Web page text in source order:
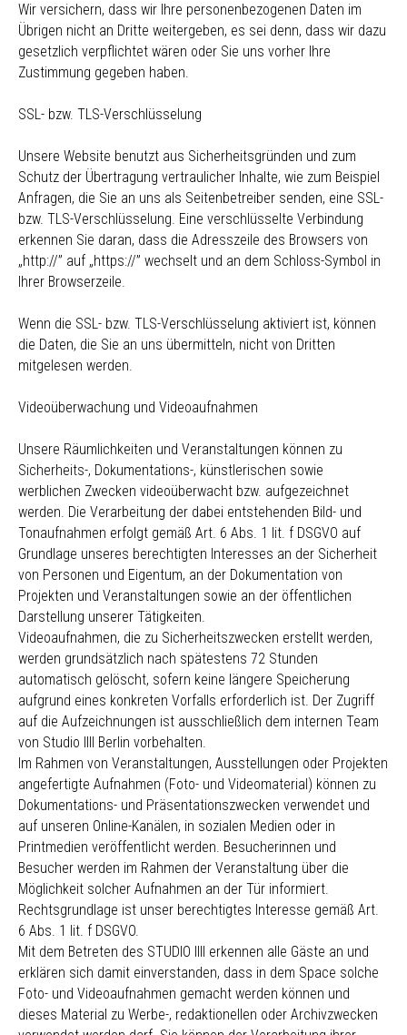
Wir versichern, dass wir Ihre personenbezogenen Daten im
Übrigen nicht an Dritte weitergeben, es sei denn, dass wir dazu
gesetzlich verpflichtet wären oder Sie uns vorher Ihre
Zustimmung gegeben haben.
SSL- bzw. TLS-Verschlüsselung
Unsere Website benutzt aus Sicherheitsgründen und zum
Schutz der Übertragung vertraulicher Inhalte, wie zum Beispiel
Anfragen, die Sie an uns als Seitenbetreiber senden, eine SSL-
bzw. TLS-Verschlüsselung. Eine verschlüsselte Verbindung
erkennen Sie daran, dass die Adresszeile des Browsers von
„http://” auf „https://” wechselt und an dem Schloss-Symbol in
Ihrer Browserzeile.
Wenn die SSL- bzw. TLS-Verschlüsselung aktiviert ist, können
die Daten, die Sie an uns übermitteln, nicht von Dritten
mitgelesen werden.
Videoüberwachung und Videoaufnahmen
Unsere Räumlichkeiten und Veranstaltungen können zu
Sicherheits-, Dokumentations-, künstlerischen sowie
werblichen Zwecken videoüberwacht bzw. aufgezeichnet
werden. Die Verarbeitung der dabei entstehenden Bild- und
Tonaufnahmen erfolgt gemäß Art. 6 Abs. 1 lit. f DSGVO auf
Grundlage unseres berechtigten Interesses an der Sicherheit
von Personen und Eigentum, an der Dokumentation von
Projekten und Veranstaltungen sowie an der öffentlichen
Darstellung unserer Tätigkeiten.
Videoaufnahmen, die zu Sicherheitszwecken erstellt werden,
werden grundsätzlich nach spätestens 72 Stunden
automatisch gelöscht, sofern keine längere Speicherung
aufgrund eines konkreten Vorfalls erforderlich ist. Der Zugriff
auf die Aufzeichnungen ist ausschließlich dem internen Team
von Studio IIII Berlin vorbehalten.
Im Rahmen von Veranstaltungen, Ausstellungen oder Projekten
angefertigte Aufnahmen (Foto- und Videomaterial) können zu
Dokumentations- und Präsentationszwecken verwendet und
auf unseren Online-Kanälen, in sozialen Medien oder in
Printmedien veröffentlicht werden. Besucherinnen und
Besucher werden im Rahmen der Veranstaltung über die
Möglichkeit solcher Aufnahmen an der Tür informiert.
Rechtsgrundlage ist unser berechtigtes Interesse gemäß Art.
6 Abs. 1 lit. f DSGVO.
Mit dem Betreten des STUDIO IIII erkennen alle Gäste an und
erklären sich damit einverstanden, dass in dem Space solche
Foto- und Videoaufnahmen gemacht werden können und
dieses Material zu Werbe-, redaktionellen oder Archivzwecken